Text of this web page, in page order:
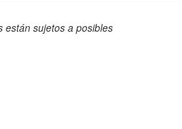
están sujetos a posibles